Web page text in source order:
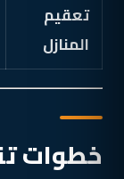
تعقيم
المنازل
خطوات